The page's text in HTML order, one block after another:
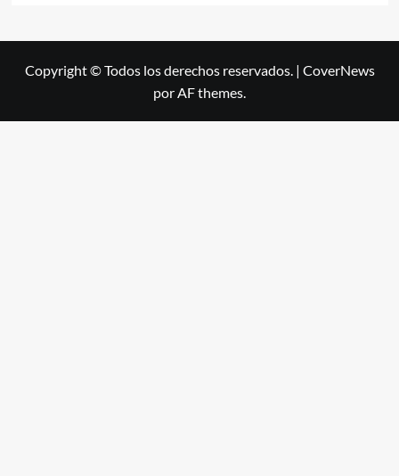
Copyright © Todos los derechos reservados. | CoverNews
por AF themes.